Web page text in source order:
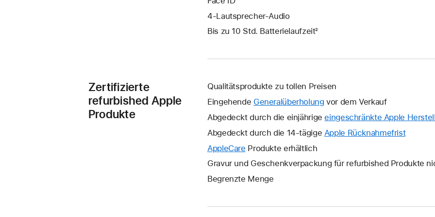
4‑Lautsprecher-Audio
Bis zu 10 Std. Batterielaufzeit²
Zertifizierte
refurbished Apple
Produkte
Qualitätsprodukte zu tollen Preisen
Eingehende Generalüberholung vor dem Verkauf
Abgedeckt durch die einjährige eingeschränkte Apple
Abgedeckt durch die 14-tägige Apple RücknahmefristEin
wird
AppleCare Ein
neues
wird
Produkte erhältlich
Gravur und Geschenkverpackung für refurbished Produkte
Begrenzte Menge